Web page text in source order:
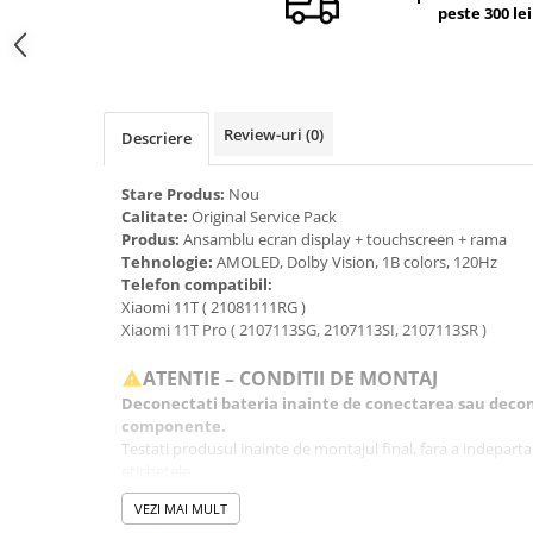
Carcase si capace
Suruburi si adezivi
Piese din dezmembrari (SWAP)
Scule Service GSM
peste 300 lei
Descriere Review-uri (0)
Stare Produs: Nou
Calitate: Original Service Pack
Produs: Ansamblu ecran display + touchscreen + rama
Tehnologie: AMOLED, Dolby Vision, 1B colors, 120Hz
Telefon compatibil:
Xiaomi 11T ( 21081111RG )
Xiaomi 11T Pro ( 2107113SG, 2107113SI, 2107113SR )
ATENTIE – CONDITII DE MONTAJ
Deconectati bateria inainte de conectarea sau
componente.
Testati produsul inainte de montajul final, fara a
Inlocuirea componentelor interne este un proces delicat si
echipamente specifice domeniului reparatiilor GSM.
VEZI MAI MULT